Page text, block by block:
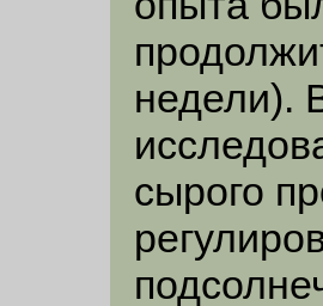
недели).
сырого